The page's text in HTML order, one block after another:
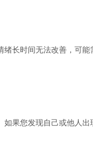
长时间无法改善，可
果您发现自己或他人出